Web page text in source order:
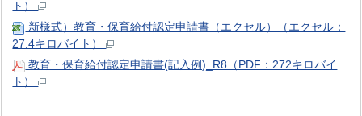
ト）
新様式）教育・保育給付認定申請書（エクセル）（エクセル：
27.4キロバイト）
教育・保育給付認定申請書(記入例)_R8（PDF：272キロバイ
ト）